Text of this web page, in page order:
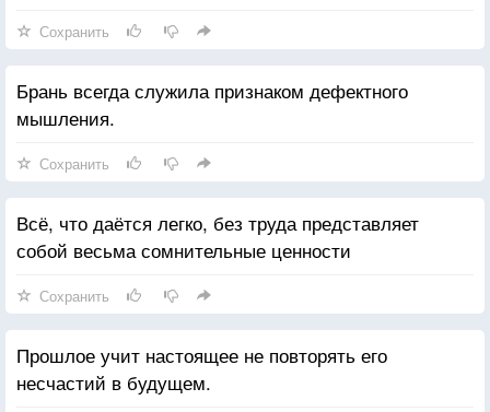
Сохранить
Брань всегда служила признаком дефектного
мышления.
Сохранить
Всё, что даётся легко, без труда представляет
собой весьма сомнительные ценности
Сохранить
Прошлое учит настоящее не повторять его
несчастий в будущем.